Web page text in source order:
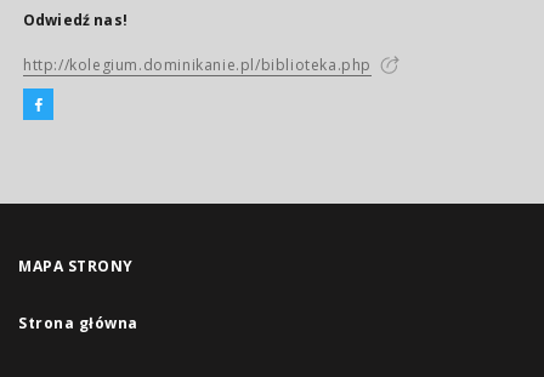
Odwiedź nas!
http://kolegium.dominikanie.pl/biblioteka.php
MAPA STRONY
Strona główna